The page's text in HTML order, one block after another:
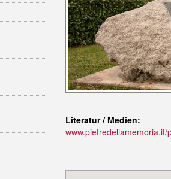
Literatur / Medien: